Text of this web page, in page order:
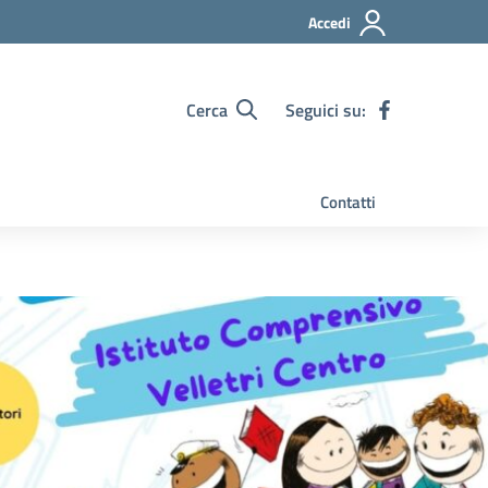
Accedi
Cerca Seguici su:
Contatti